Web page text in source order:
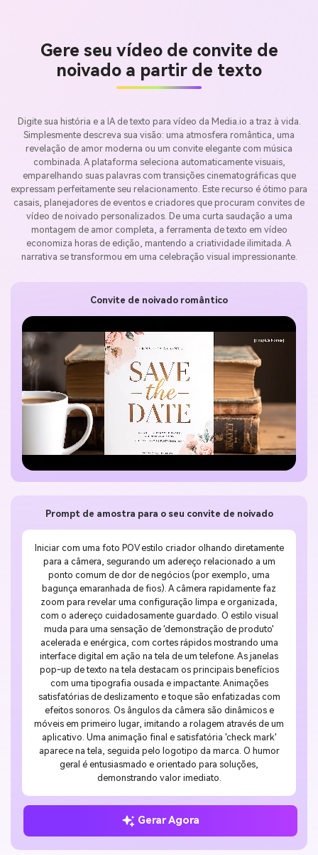
Gere seu vídeo de convite de
noivado a partir de texto
Digite sua história e a IA de texto para vídeo da Media.io a traz à vida.
Simplesmente descreva sua visão: uma atmosfera romântica, uma
revelação de amor moderna ou um convite elegante com música
combinada. A plataforma seleciona automaticamente visuais,
emparelhando suas palavras com transições cinematográficas que
expressam perfeitamente seu relacionamento. Este recurso é ótimo para
casais, planejadores de eventos e criadores que procuram convites de
vídeo de noivado personalizados. De uma curta saudação a uma
montagem de amor completa, a ferramenta de texto em vídeo
economiza horas de edição, mantendo a criatividade ilimitada. A
narrativa se transformou em uma celebração visual impressionante.
Prompt de amostra para o seu convite de noivado
Iniciar com uma foto POV estilo criador olhando diretamente
para a câmera, segurando um adereço relacionado a um
ponto comum de dor de negócios (por exemplo, uma
bagunça emaranhada de fios). A câmera rapidamente faz
zoom para revelar uma configuração limpa e organizada,
com o adereço cuidadosamente guardado. O estilo visual
muda para uma sensação de 'demonstração de produto'
acelerada e enérgica, com cortes rápidos mostrando uma
interface digital em ação na tela de um telefone. As janelas
pop-up de texto na tela destacam os principais benefícios
com uma tipografia ousada e impactante. Animações
satisfatórias de deslizamento e toque são enfatizadas com
efeitos sonoros. Os ângulos da câmera são dinâmicos e
móveis em primeiro lugar, imitando a rolagem através de um
aplicativo. Uma animação final e satisfatória 'check mark'
aparece na tela, seguida pelo logotipo da marca. O humor
geral é entusiasmado e orientado para soluções,
demonstrando valor imediato.
Gerar Agora
Convite de noivado romântico